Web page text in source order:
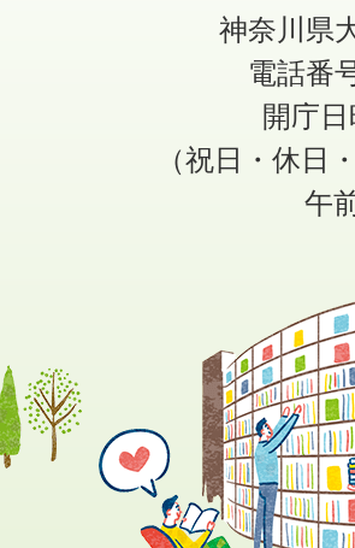
神奈川県
電話番
開庁
（祝日・休日
午